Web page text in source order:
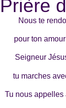
Prière
Nous te
pour ton
Seigneur
tu marches
Tu nous appelles